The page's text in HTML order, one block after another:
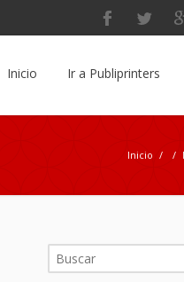
Inicio Ir a Publiprinters
Inicio / /